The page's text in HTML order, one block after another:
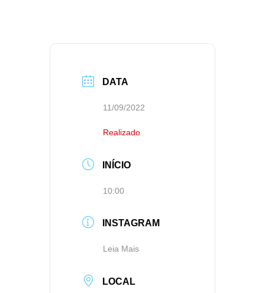
DATA
11/09/2022
Realizado
INÍCIO
10:00
INSTAGRAM
Leia Mais
LOCAL